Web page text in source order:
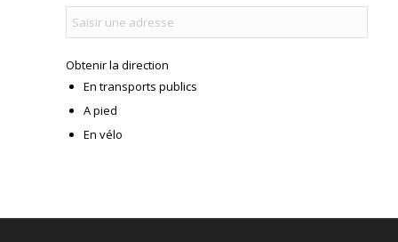
Obtenir la direction
En transports publics
A pied
En vélo